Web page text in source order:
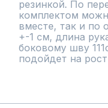
резинкой. По
комплектом
вместе, так и по
+-1 см, длина
боковому шву
подойдет на